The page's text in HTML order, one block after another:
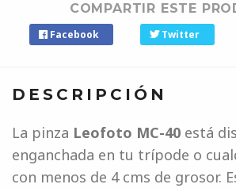
COMPARTIR ESTE
Facebook Twitter
DESCRIPCIÓN
La pinza Leofoto MC-40 está
enganchada en tu trípode o
con menos de 4 cms de grosor.